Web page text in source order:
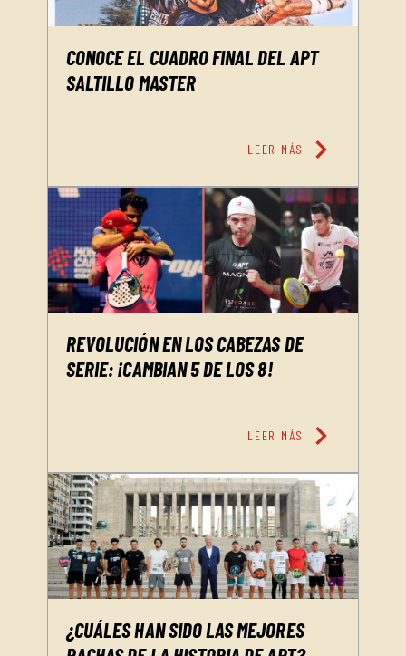
CONOCE EL CUADRO FINAL DEL APT
SALTILLO MASTER
LEER MÁS chevron_right
REVOLUCIÓN EN LOS CABEZAS DE
SERIE: ¡CAMBIAN 5 DE LOS 8!
LEER MÁS chevron_right
¿CUÁLES HAN SIDO LAS MEJORES